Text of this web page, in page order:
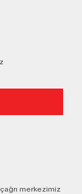
merkezimiz